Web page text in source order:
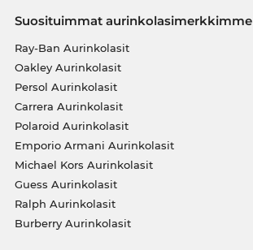
Suosituimmat aurinkolasimerkkimme
Ray-Ban Aurinkolasit
Oakley Aurinkolasit
Persol Aurinkolasit
Carrera Aurinkolasit
Polaroid Aurinkolasit
Emporio Armani Aurinkolasit
Michael Kors Aurinkolasit
Guess Aurinkolasit
Ralph Aurinkolasit
Burberry Aurinkolasit